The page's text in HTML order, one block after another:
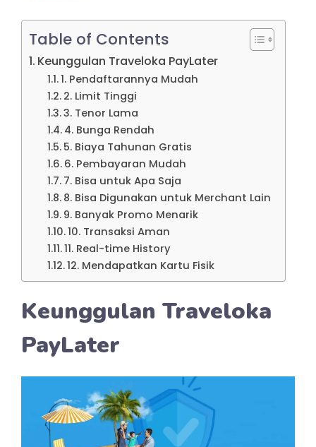
Table of Contents
Keunggulan Traveloka PayLater
1. Pendaftarannya Mudah
2. Limit Tinggi
3. Tenor Lama
4. Bunga Rendah
5. Biaya Tahunan Gratis
6. Pembayaran Mudah
7. Bisa untuk Apa Saja
8. Bisa Digunakan untuk Merchant Lain
9. Banyak Promo Menarik
10. Transaksi Aman
11. Real-time History
12. Mendapatkan Kartu Fisik
Keunggulan Traveloka
PayLater